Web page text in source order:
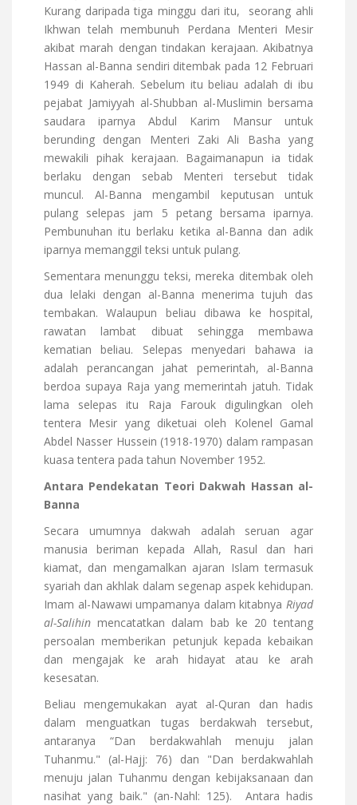
Kurang daripada tiga minggu dari itu,
seorang ahli
Ikhwan telah membunuh Perdana Menteri Mesir
akibat marah dengan tindakan kerajaan. Akibatnya
Hassan al-Banna sendiri ditembak pada 12 Februari
1949 di Kaherah. Sebelum itu beliau adalah di ibu
pejabat Jamiyyah al-Shubban al-Muslimin bersama
saudara iparnya Abdul Karim Mansur untuk
berunding dengan Menteri Zaki Ali Basha yang
mewakili pihak kerajaan. Bagaimanapun ia tidak
berlaku dengan sebab Menteri tersebut tidak
muncul. Al-Banna mengambil keputusan untuk
pulang selepas jam 5 petang bersama iparnya.
Pembunuhan itu berlaku ketika al-Banna dan adik
iparnya memanggil teksi untuk pulang.
Sementara menunggu teksi, mereka ditembak oleh
dua lelaki dengan al-Banna menerima tujuh das
tembakan. Walaupun beliau dibawa ke hospital,
rawatan lambat dibuat sehingga membawa
kematian beliau. Selepas menyedari bahawa ia
adalah perancangan jahat pemerintah, al-Banna
berdoa supaya Raja yang memerintah jatuh. Tidak
lama selepas itu Raja Farouk digulingkan oleh
tentera Mesir yang diketuai oleh Kolenel Gamal
Abdel Nasser Hussein (1918-1970) dalam rampasan
kuasa tentera pada tahun November 1952.
Antara Pendekatan Teori Dakwah Hassan al-
Banna
Secara umumnya dakwah adalah seruan agar
manusia beriman kepada Allah, Rasul dan hari
kiamat, dan mengamalkan ajaran Islam termasuk
syariah dan akhlak dalam segenap aspek kehidupan.
Imam al-Nawawi umpamanya dalam kitabnya Riyad
al-Salihin mencatatkan dalam bab ke 20 tentang
persoalan memberikan petunjuk kepada kebaikan
dan mengajak ke arah hidayat atau ke arah
kesesatan.
Beliau mengemukakan ayat al-Quran dan hadis
dalam menguatkan tugas berdakwah tersebut,
antaranya “Dan berdakwahlah menuju jalan
Tuhanmu." (al-Hajj: 76) dan "Dan berdakwahlah
menuju jalan Tuhanmu dengan kebijaksanaan dan
nasihat yang baik." (an-Nahl: 125).
Antara hadis